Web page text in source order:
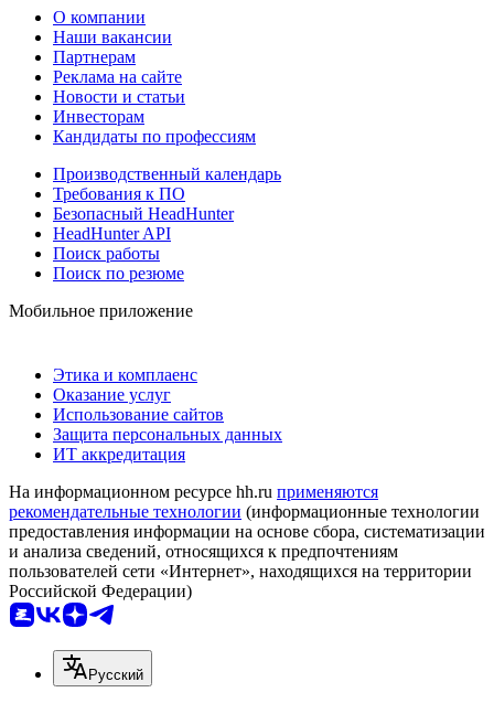
О компании
Наши вакансии
Партнерам
Реклама на сайте
Новости и статьи
Инвесторам
Кандидаты по профессиям
Производственный календарь
Требования к ПО
Безопасный HeadHunter
HeadHunter API
Поиск работы
Поиск по резюме
Мобильное приложение
Этика и комплаенс
Оказание услуг
Использование сайтов
Защита персональных данных
ИТ аккредитация
На информационном ресурсе hh.ru применяются
рекомендательные технологии (информационные технологии
предоставления информации на основе сбора, систематизации
и анализа сведений, относящихся к предпочтениям
пользователей сети «Интернет», находящихся на территории
Российской Федерации)
Русский